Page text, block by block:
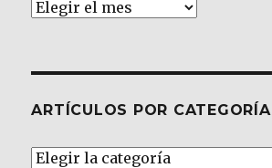
Archivos
ARTÍCULOS POR CATEGORÍA
Artículos